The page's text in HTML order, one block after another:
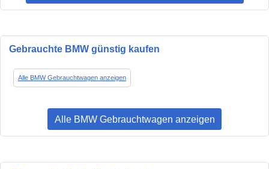
Gebrauchte BMW günstig kaufen
Alle BMW Gebrauchtwagen anzeigen
Alle BMW Gebrauchtwagen anzeigen